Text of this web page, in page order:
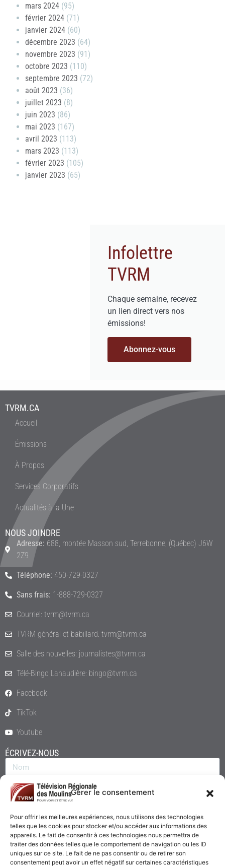
Gérer le consentement
Pour offrir les meilleures expériences, nous utilisons des technologies
telles que les cookies pour stocker et/ou accéder aux informations des
appareils. Le fait de consentir à ces technologies nous permettra de
traiter des données telles que le comportement de navigation ou les ID
uniques sur ce site. Le fait de ne pas consentir ou de retirer son
consentement peut avoir un effet négatif sur certaines caractéristiques
mars 2024 (95)
février 2024 (71)
janvier 2024 (60)
décembre 2023 (64)
novembre 2023 (91)
octobre 2023 (110)
septembre 2023 (72)
août 2023 (36)
juillet 2023 (8)
juin 2023 (86)
mai 2023 (167)
avril 2023 (113)
mars 2023 (113)
février 2023 (105)
janvier 2023 (65)
Infolettre
TVRM
Chaque semaine, recevez
un lien direct vers nos
émissions!
Abonnez-vous
TVRM.CA
Accueil
Émissions
À Propos
Services Corporatifs
Actualités à la Une
NOUS JOINDRE
Adresse: 688, montée Masson sud, Terrebonne, (Québec) J6W
2Z9
Téléphone: 450-729-0327
Sans frais: 1-888-729-0327
Courriel: tvrm@tvrm.ca
TVRM général et babillard: tvrm@tvrm.ca
Salle des nouvelles: journalistes@tvrm.ca
Télé-Bingo Lanaudière: bingo@tvrm.ca
Facebook
TikTok
Youtube
ÉCRIVEZ-NOUS